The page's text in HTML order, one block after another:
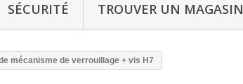
SÉCURITÉ TROUVER UN MAGASIN
mécanisme de verrouillage + vis H7